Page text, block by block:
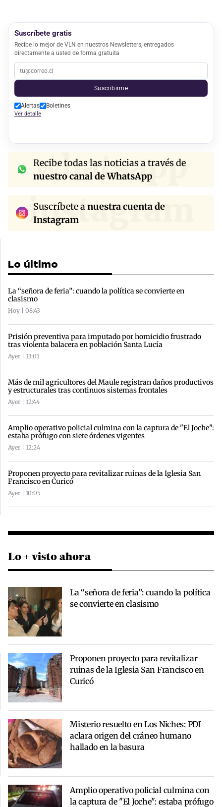
Suscríbete gratis
Recibe lo mejor de VLN en nuestros Newsletters, entregados
directamente a usted de forma gratuita
Suscribirme
Alertas Boletines
Ver detalle
whatsapp
Recibe todas las noticias a través de
nuestro canal de WhatsApp
instagram
Suscríbete anuestra cuenta de
Instagram
Lo último
La “señora de feria”: cuando la política se convierte en
clasismo
Hoy | 08:43
Prisión preventiva para imputado por homicidio frustrado
tras violenta balacera en población Santa Lucía
Ayer | 13:01
Más de mil agricultores del Maule registran daños productivos
y estructurales tras continuos sistemas frontales
Ayer | 12:44
Amplio operativo policial culmina con la captura de "El Joche":
estaba prófugo con siete órdenes vigentes
Ayer | 12:24
Proponen proyecto para revitalizar ruinas de la Iglesia San
Francisco en Curicó
Ayer | 10:05
Lo + visto ahora
La “señora de feria”: cuando la política
se convierte en clasismo
Proponen proyecto para revitalizar
ruinas de la Iglesia San Francisco en
Curicó
Misterio resuelto en Los Niches: PDI
aclara origen del cráneo humano
hallado en la basura
Amplio operativo policial culmina con
la captura de "El Joche": estaba prófugo